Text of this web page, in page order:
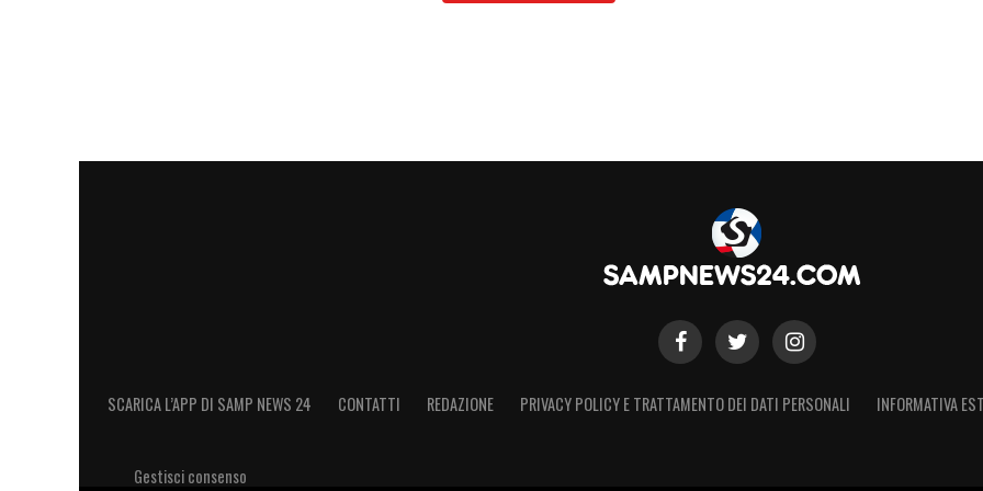
SCARICA L’APP DI SAMP NEWS 24 CONTATTI REDAZIONE PRIVACY POLICY E TRATTAMENTO DEI DATI PERSONALI INFORMATIVA
Gestisci consenso